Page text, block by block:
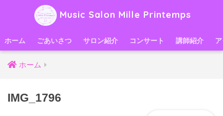
Music Salon Mille Printemps
ホーム ごあいさつ サロン紹介 コンサート 講師紹介
ホーム
IMG_1796